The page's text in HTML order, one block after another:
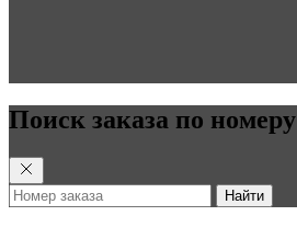
Поиск заказа по номеру
Найти